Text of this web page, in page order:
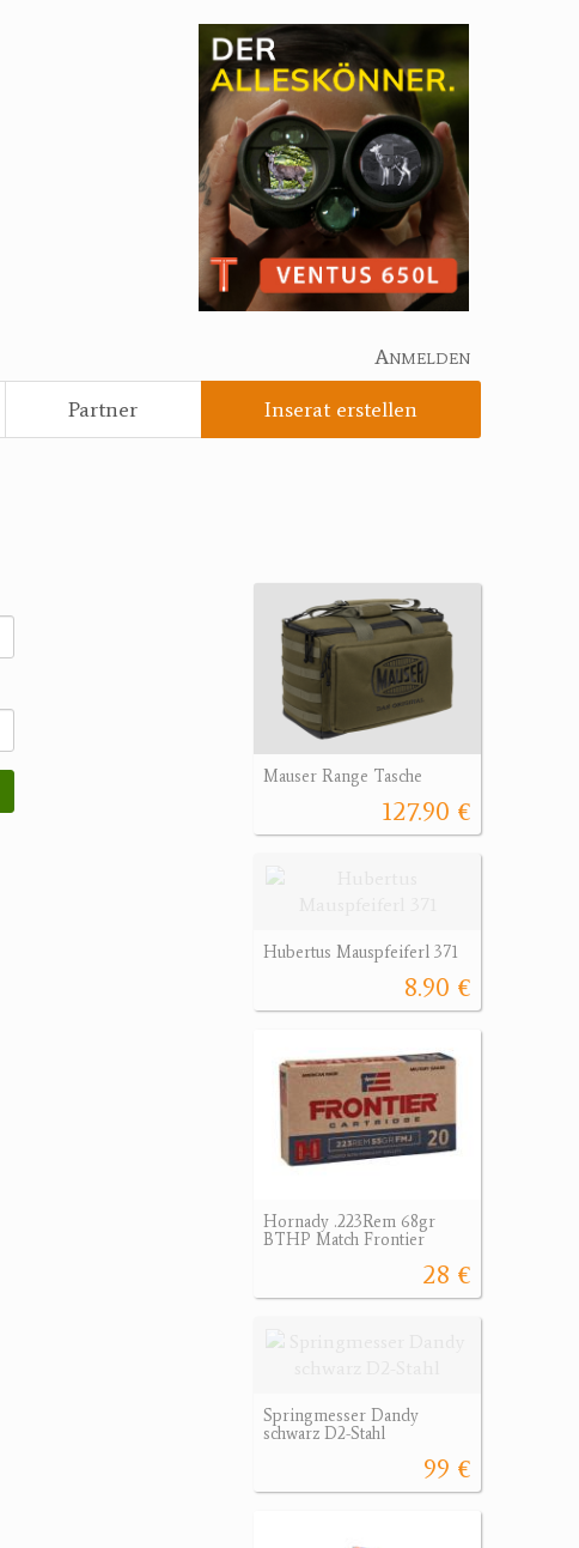
Anmelden
Partner Inserat erstellen
Mauser Range Tasche
127.90 €
Hubertus Mauspfeiferl 371
8.90 €
Hornady .223Rem 68gr
BTHP Match Frontier
28 €
Springmesser Dandy
schwarz D2-Stahl
99 €